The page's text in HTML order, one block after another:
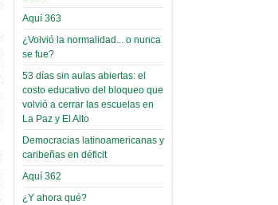
Leer Más...
Carrera de Geografía realiza
Segundo Congreso Nacional
Viernes, 14 Octubre 2022
Leer Más...
Docentes y estudiantes de
Trabajo Social de la UMSA
elegirán directora
Viernes, 14 Octubre 2022
Leer Más...
“Tuna Femenina San Andrés”
prefabricados en
la que no tuvo
participación;
más de 24 horas
después rectifica
parcialmente
El Infamatorio
Miércoles, 09 Diciembre 2020
Read more...
Interpretación
Aquí 363
¿Volvió la normalidad... o nunca
se fue?
53 días sin aulas abiertas: el
costo educativo del bloqueo que
volvió a cerrar las escuelas en
La Paz y El Alto
Democracias latinoamericanas y
caribeñas en déficit
Aquí 362
¿Y ahora qué?